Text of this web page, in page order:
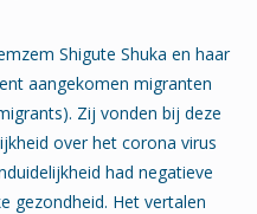
Shigute Shuka en haar
aangekomen migranten
Zij vonden bij deze
over het corona virus
had negatieve
gezondheid. Het vertalen